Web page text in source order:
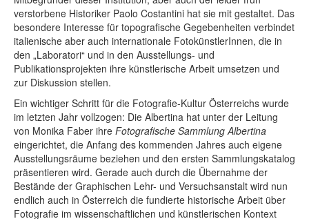
verstorbene Historiker Paolo Costantini hat sie mit gestaltet. Das
besondere Interesse für topografische Gegebenheiten verbindet
italienische aber auch internationale FotokünstlerInnen, die in
den „Laboratori“ und in den Ausstellungs- und
Publikationsprojekten ihre künstlerische Arbeit umsetzen und
zur Diskussion stellen.
Ein wichtiger Schritt für die Fotografie-Kultur Österreichs wurde
im letzten Jahr vollzogen: Die Albertina hat unter der Leitung
von Monika Faber ihre Fotografische Sammlung Albertina
eingerichtet, die Anfang des kommenden Jahres auch eigene
Ausstellungsräume beziehen und den ersten Sammlungskatalog
präsentieren wird. Gerade auch durch die Übernahme der
Bestände der Graphischen Lehr- und Versuchsanstalt wird nun
endlich auch in Österreich die fundierte historische Arbeit über
Fotografie im wissenschaftlichen und künstlerischen Kontext